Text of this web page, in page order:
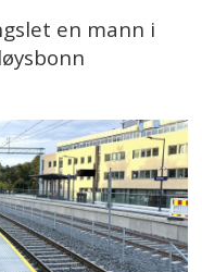
en mann i